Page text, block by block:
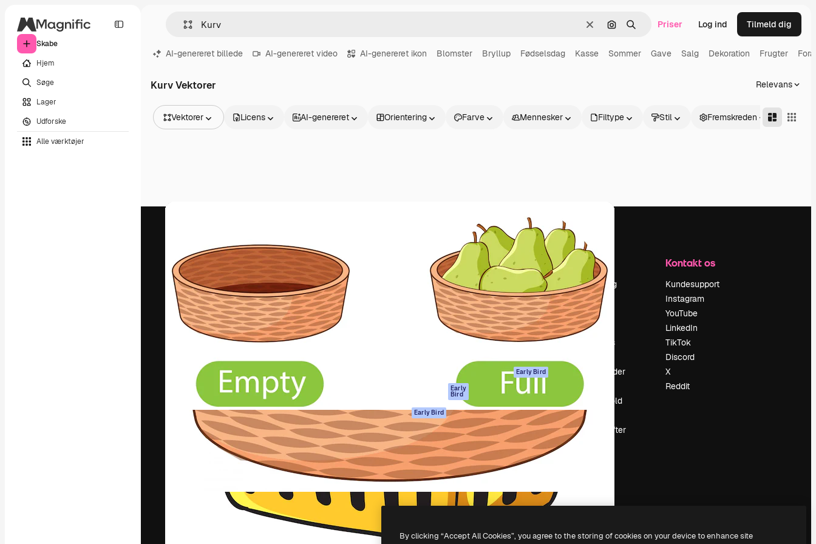
Skabe
Hjem
Søge
Lager
Udforske
Alle værktøjer
Klar Søg efter billede
Søge Priser Log ind Tilmeld dig
AI-genereret billede AI-genereret video AI-genereret ikon Blomster Bryllup Fødselsdag Kasse Sommer Gave Salg Dekoration Frugter
Kurv Vektorer Relevans
Vektorer
Videoer
3D modeller
Skrifttyper
Licens AI-genereret Orientering Farve Mennesker Filtype Stil Fremskreden
Den kreative platform til at skabe dit bedste
arbejde. Over 1 million abonnenter – fra
kreative og virksomheder til bureauer og
studier.
Dansk
AI-billedgenerator
AI-videogenerator
Early
Bird
Agenter Early Bird
API
Mobilapp
Alle Magnific
værktøjer
Kom godt i
gang
Academy
Dokumentation
Support
Vilkår for brug
Originaler Early Bird
Cookies politik
Partnere
Virksomhed
Firma
Prissætning
Om os
Reviews
Karriere
Søgetrends
Begivenheder
Slidesgo
Sælg indhold
Presserum
Leder du efter
magnific.ai
Kontakt os
Kundesupport
Instagram
YouTube
LinkedIn
TikTok
Discord
X
Reddit
Copyright © 2010- Freepik Company S.L.U. Alle rettigheder forbeholdes.
By clicking “Accept All Cookies”, you agree to the storing of cookies on your device to enhance site